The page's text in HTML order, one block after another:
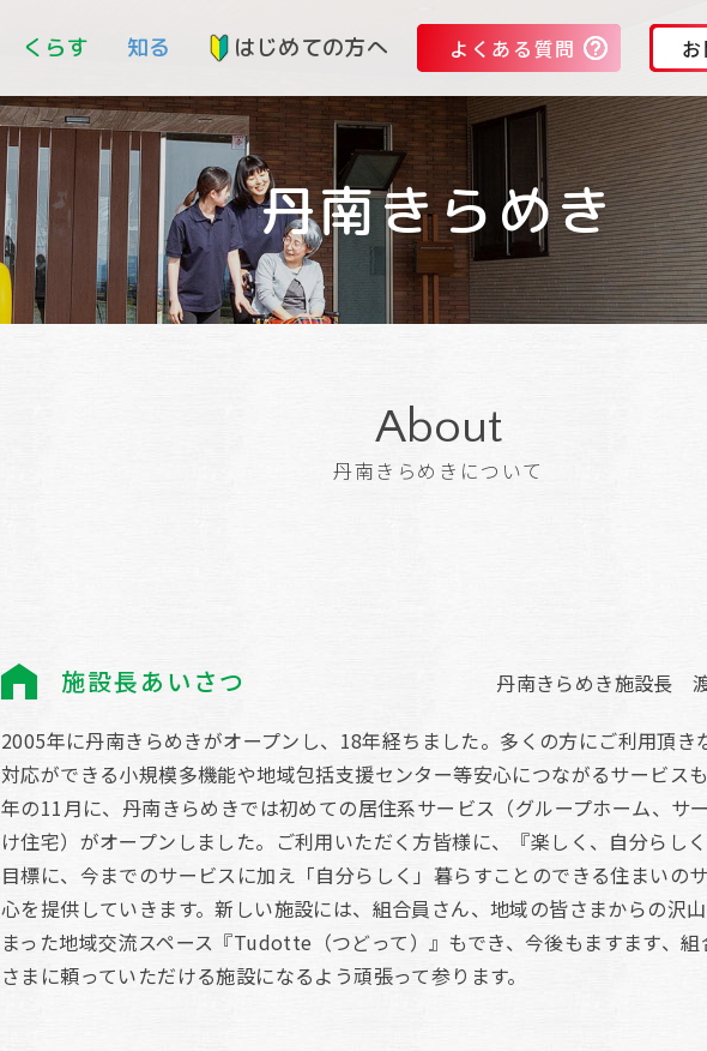
くらす 知る はじめての方へ よくある質問
丹南きらめき
About
丹南きらめきについて
施設長あいさつ
丹南きらめき施設長
2005年に丹南きらめきがオープンし、18年経ちました。多くの方にご利用頂き
対応ができる小規模多機能や地域包括支援センター等安心につながるサービス
年の11月に、丹南きらめきでは初めての居住系サービス（グループホーム、サ
け住宅）がオープンしました。ご利用いただく方皆様に、『楽しく、自分らし
目標に、今までのサービスに加え「自分らしく」暮らすことのできる住まいの
心を提供していきます。新しい施設には、組合員さん、地域の皆さまからの沢
まった地域交流スペース『Tudotte（つどって）』もでき、今後もますます、
さまに頼っていただける施設になるよう頑張って参ります。